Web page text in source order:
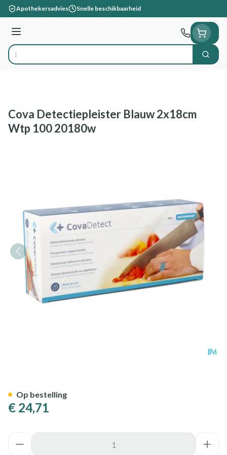
Ga naar de inhoud
Apothekersadvies Snelle beschikbaarheid
Menu
Product, merk, categorie... Zoek
Cova Detectiepleister Blauw 2x18cm
Wtp 100 20180w
€ 24,71
Op bestelling